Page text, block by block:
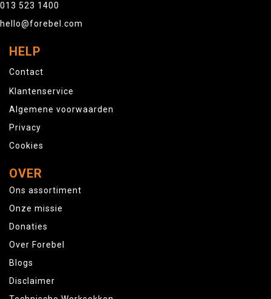
013 523 1400
hello@forebel.com
HELP
Contact
Klantenservice
Algemene voorwaarden
Privacy
Cookies
OVER
Ons assortiment
Onze missie
Donaties
Over Forebel
Blogs
Disclaimer